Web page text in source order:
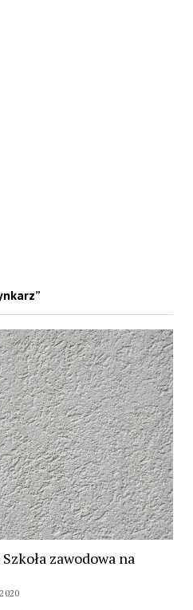
zawodowa na